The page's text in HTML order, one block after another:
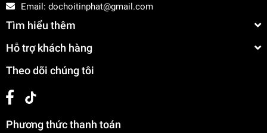
Email: dochoitinphat@gmail.com
Tìm hiểu thêm
Hỗ trợ khách hàng
Theo dõi chúng tôi
Phương thức thanh toán